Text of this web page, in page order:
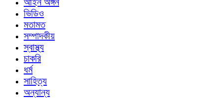
ভিডিও
মতামত
সম্পাদকীয়
স্বাস্থ্য
চাকরি
ধর্ম
সাহিত্য
অন্যান্য